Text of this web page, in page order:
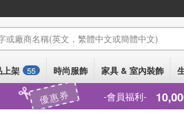
或廠商名稱(英文，繁體中文或簡體中文)
上架 55 時尚服飾 家具 & 室內裝飾
優惠券 會員福利